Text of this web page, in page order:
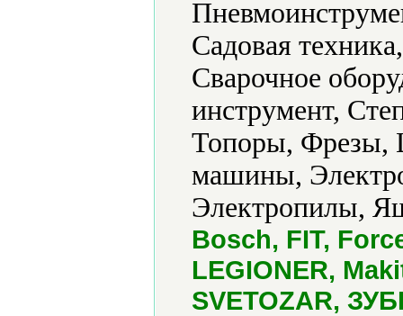
Садовая
Сварочное
инструмент,
Топоры, Фрезы,
машины,
Электропилы,
Bosch, FIT,
LEGIONER,
SVETOZAR,